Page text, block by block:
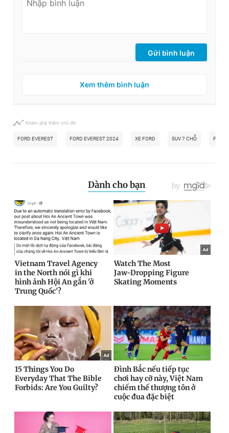
Gửi bình luận
Xem thêm bình luận
Khám phá thêm chủ đề
FORD EVEREST FORD EVEREST 2024 XE FORD SUV 7 CHỖ FORD